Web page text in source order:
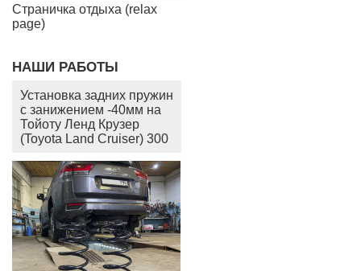
Страничка отдыха (relax
page)
НАШИ РАБОТЫ
Установка задних пружин
с занижением -40мм на
Тойоту Ленд Крузер
(Toyota Land Cruiser) 300